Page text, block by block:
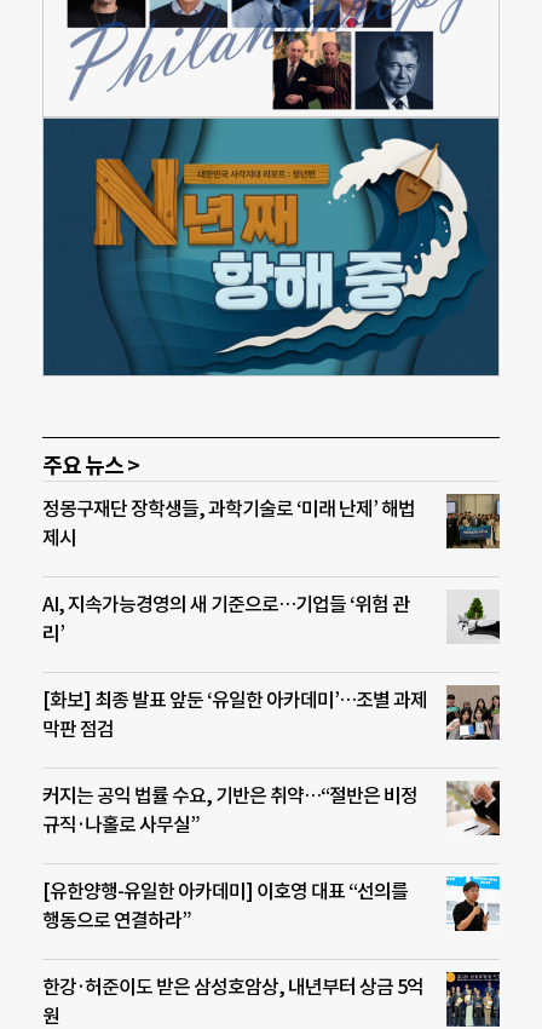
주요 뉴스 >
정몽구재단 장학생들, 과학기술로 ‘미래 난제’ 해법
제시
AI, 지속가능경영의 새 기준으로…기업들 ‘위험 관
리’
[화보] 최종 발표 앞둔 ‘유일한 아카데미’…조별 과제
막판 점검
커지는 공익 법률 수요, 기반은 취약…“절반은 비정
규직·나홀로 사무실”
[유한양행-유일한 아카데미] 이호영 대표 “선의를
행동으로 연결하라”
한강·허준이도 받은 삼성호암상, 내년부터 상금 5억
원